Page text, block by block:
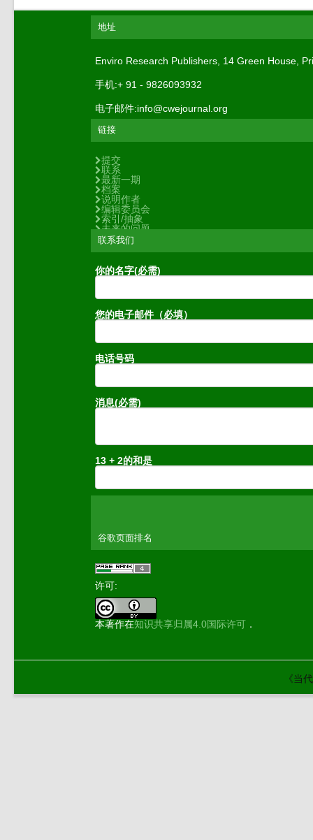
地址
Enviro Research Publishers, 14 Green House,
手机:+ 91 - 9826093932
电子邮件:info@cwejournal.org
链接
提交
联系
最新一期
档案
说明作者
编辑委员会
索引/抽象
未来的问题
联系我们
你的名字(必需)
您的电子邮件（必填）
电话号码
消息(必需)
13 + 2的和是
谷歌页面排名
许可:
本著作在知识共享归属4.0国际许可．
《当